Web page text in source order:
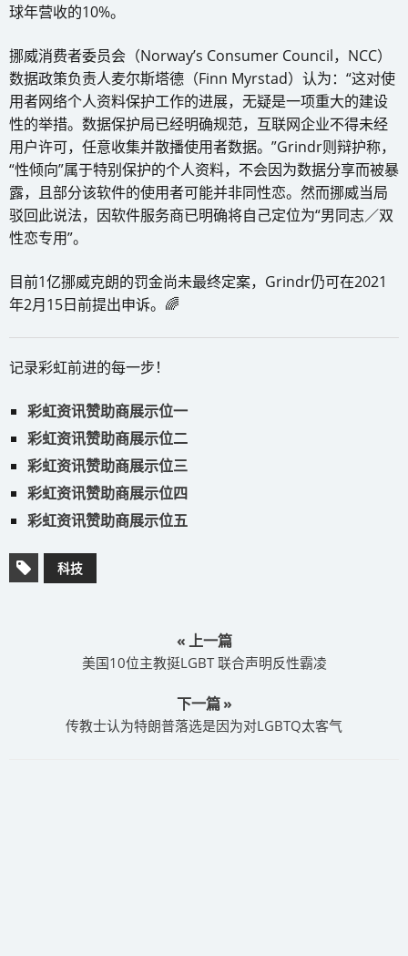
球年营收的10%。
挪威消费者委员会（Norway’s Consumer Council，NCC）
数据政策负责人麦尔斯塔德（Finn Myrstad）认为：“这对使
用者网络个人资料保护工作的进展，无疑是一项重大的建设
性的举措。数据保护局已经明确规范，互联网企业不得未经
用户许可，任意收集并散播使用者数据。”Grindr则辩护称，
“性倾向”属于特别保护的个人资料，不会因为数据分享而被暴
露，且部分该软件的使用者可能并非同性恋。然而挪威当局
驳回此说法，因软件服务商已明确将自己定位为“男同志／双
性恋专用”。
目前1亿挪威克朗的罚金尚未最终定案，Grindr仍可在2021
年2月15日前提出申诉。🌈
记录彩虹前进的每一步！
彩虹资讯赞助商展示位一
彩虹资讯赞助商展示位二
彩虹资讯赞助商展示位三
彩虹资讯赞助商展示位四
彩虹资讯赞助商展示位五
科技
« 上一篇
美国10位主教挺LGBT 联合声明反性霸凌
下一篇 »
传教士认为特朗普落选是因为对LGBTQ太客气